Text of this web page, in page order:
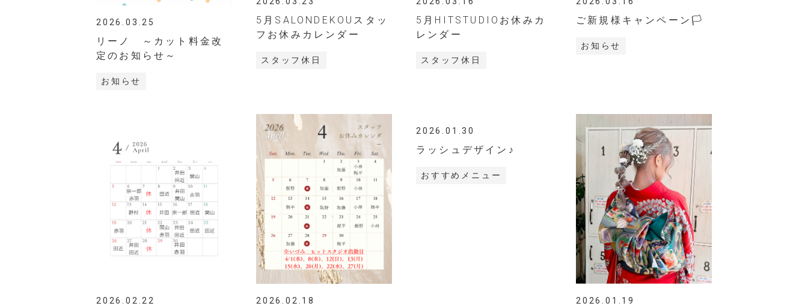
2026.03.25
リーノ ～カット料金改
定のお知らせ～
お知らせ
5月SALONDEKOUスタッ
フお休みカレンダー
スタッフ休日
5月HITSTUDIOお休みカ
レンダー
スタッフ休日
ご新規様キャンペーン🏳
お知らせ
2026.02.22 2026.02.18
2026.01.30
ラッシュデザイン♪
おすすめメニュー
2026.01.19